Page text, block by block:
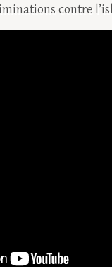
contre